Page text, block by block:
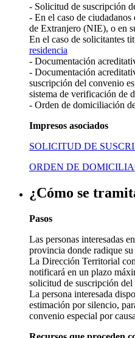
- Solicitud de suscripción
- En el caso de
de Extranjero (NIE), o en
En el caso de solicitantes
residencia
- Documentación
- Documentación
suscripción del convenio
sistema de verificación de
- Orden de domiciliación
Impresos asociados
SOLICITUD DE
ORDEN DE
¿Cómo se
Pasos
Las personas interesadas
provincia donde radique
La Dirección Territorial
notificará en un plazo
solicitud de suscripción del
La persona interesada
estimación por silencio,
convenio especial por